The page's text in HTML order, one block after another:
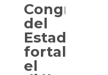
Congreso
del
Estado
fortalece
el